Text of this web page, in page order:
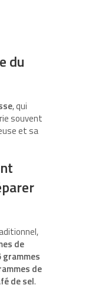
du
, qui
souvent
et sa
de
grammes
de
de sel.